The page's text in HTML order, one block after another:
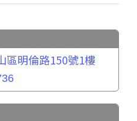
區明倫路150號1樓